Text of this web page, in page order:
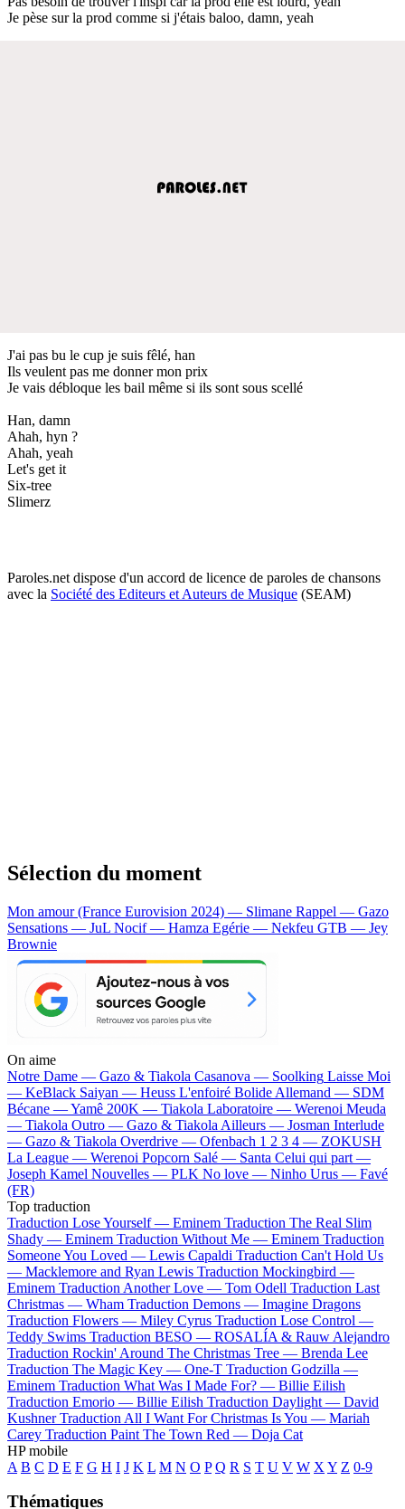
Je pèse sur la prod comme si j'étais baloo, damn, yeah
J'ai pas bu le cup je suis fêlé, han
Ils veulent pas me donner mon prix
Je vais débloque les bail même si ils sont sous scellé
Han, damn
Ahah, hyn ?
Ahah, yeah
Let's get it
Six-tree
Slimerz
Paroles.net dispose d'un accord de licence de paroles de chansons
avec la Société des Editeurs et Auteurs de Musique (SEAM)
Sélection du moment
Mon amour (France Eurovision 2024) — Slimane Rappel — Gazo
Sensations — JuL Nocif — Hamza Egérie — Nekfeu GTB — Jey
Brownie
On aime
Notre Dame — Gazo & Tiakola Casanova — Soolking Laisse Moi
— KeBlack Saiyan — Heuss L'enfoiré Bolide Allemand — SDM
Bécane —Yamê 200K — Tiakola Laboratoire — Werenoi Meuda
— Tiakola Outro — Gazo & Tiakola Ailleurs — Josman Interlude
— Gazo & Tiakola Overdrive — Ofenbach 1 2 3 4 — ZOKUSH
La League — Werenoi Popcorn Salé — Santa Celui qui part —
Joseph Kamel Nouvelles — PLK No love — Ninho Urus — Favé
(FR)
Top traduction
Traduction Lose Yourself — Eminem Traduction The Real Slim
Shady — Eminem Traduction Without Me — Eminem Traduction
Someone You Loved — Lewis Capaldi Traduction Can't Hold Us
— Macklemore and Ryan Lewis Traduction Mockingbird —
Eminem Traduction Another Love — Tom Odell Traduction Last
Christmas — Wham Traduction Demons — Imagine Dragons
Traduction Flowers — Miley Cyrus Traduction Lose Control —
Teddy Swims Traduction BESO — ROSALÍA & Rauw Alejandro
Traduction Rockin' Around The Christmas Tree — Brenda Lee
Traduction The Magic Key — One-T Traduction Godzilla —
Eminem Traduction What Was I Made For? — Billie Eilish
Traduction Emorio — Billie Eilish Traduction Daylight — David
Kushner Traduction All I Want For Christmas Is You — Mariah
Carey Traduction Paint The Town Red — Doja Cat
HP mobile
A B C D E F G H I J K L M N O P Q R S T U V W X Y Z 0-9
Thématiques